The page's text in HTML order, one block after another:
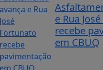
e Rua
recebe
em CBUQ